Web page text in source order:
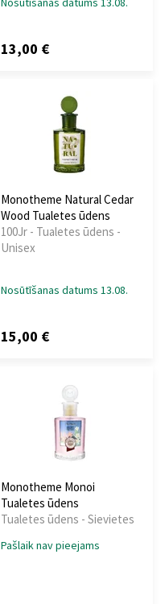
13,00 €
Monotheme Natural Cedar
Wood Tualetes ūdens
100Jr - Tualetes ūdens -
Unisex
Nosūtīšanas datums 13.08.
15,00 €
Monotheme Monoi
Tualetes ūdens
Tualetes ūdens - Sievietes
Pašlaik nav pieejams